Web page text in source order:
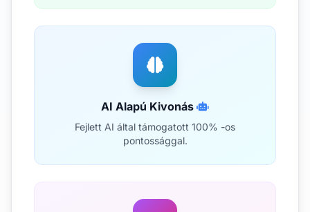
AI Alapú Kivonás
Fejlett AI által támogatott 100% -os
pontossággal.